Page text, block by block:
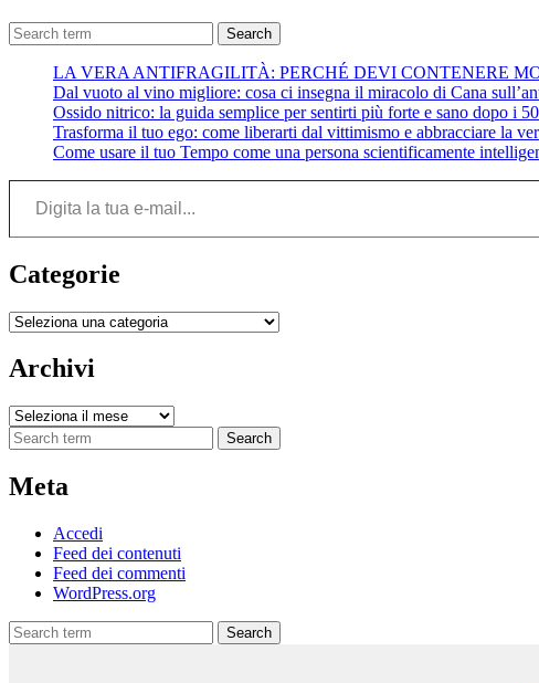
Search
LA VERA ANTIFRAGILITÀ: PERCHÉ DEVI CONTENERE
Dal vuoto al vino migliore: cosa ci insegna il miracolo di Cana
Ossido nitrico: la guida semplice per sentirti più forte e sano dopo i
Trasforma il tuo ego: come liberarti dal vittimismo e abbracciare la
Come usare il tuo Tempo come una persona scientificamente
Digita la tua e-mail...
Categorie
Categorie
Archivi
Archivi
Search
Meta
Accedi
Feed dei contenuti
Feed dei commenti
WordPress.org
Search